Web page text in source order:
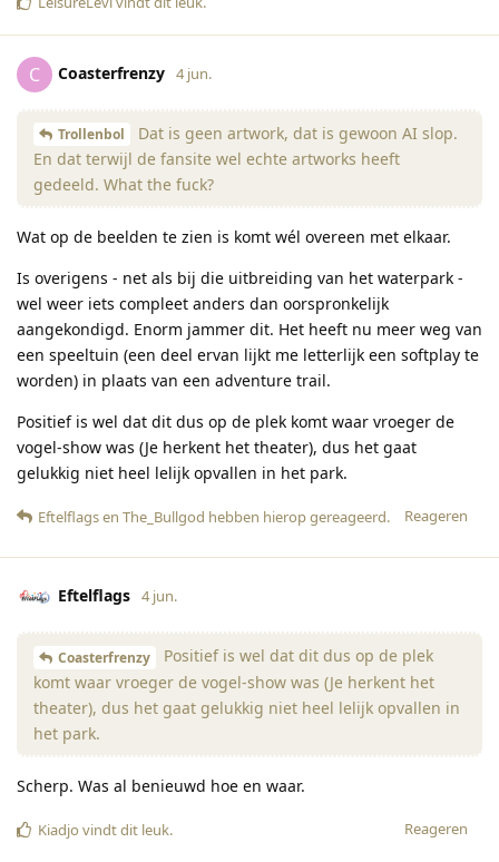
C Coasterfrenzy 4 jun.
Trollenbol
Dat is geen artwork, dat is gewoon AI slop.
En dat terwijl de fansite wel echte artworks heeft
gedeeld. What the fuck?
Wat op de beelden te zien is komt wél overeen met elkaar.
Is overigens - net als bij die uitbreiding van het waterpark -
wel weer iets compleet anders dan oorspronkelijk
aangekondigd. Enorm jammer dit. Het heeft nu meer weg van
een speeltuin (een deel ervan lijkt me letterlijk een softplay te
worden) in plaats van een adventure trail.
Positief is wel dat dit dus op de plek komt waar vroeger de
vogel-show was (Je herkent het theater), dus het gaat
gelukkig niet heel lelijk opvallen in het park.
Reageren
Eftelflagsen The_Bullgod hebben hierop gereageerd.
Eftelflags 4 jun.
Coasterfrenzy
Positief is wel dat dit dus op de plek
komt waar vroeger de vogel-show was (Je herkent het
theater), dus het gaat gelukkig niet heel lelijk opvallen in
het park.
Scherp. Was al benieuwd hoe en waar.
Reageren
Kiadjo vindt dit leuk.